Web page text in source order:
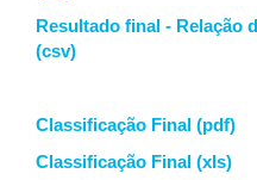
Resultado final - Relação
(csv)
Classificação Final (pdf)
Classificação Final (xls)